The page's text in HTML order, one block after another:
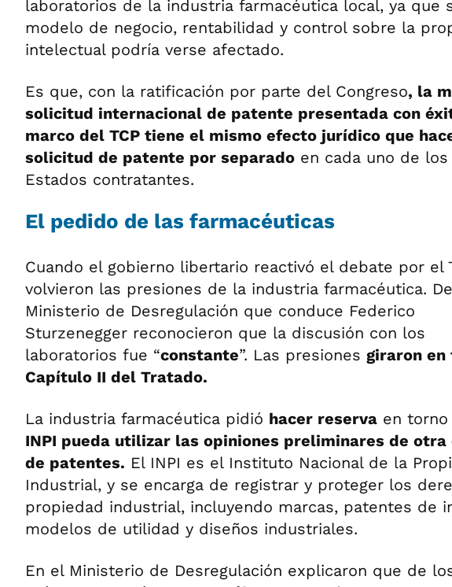
laboratorios de la industria farmacéutica local, ya que
modelo de negocio, rentabilidad y control sobre la
intelectual podría verse afectado.
Es que, con la ratificación por parte del Congreso, la
solicitud internacional de patente presentada con
marco del TCP tiene el mismo efecto jurídico que
solicitud de patente por separado en cada uno de los
Estados contratantes.
El pedido de las farmacéuticas
Cuando el gobierno libertario reactivó el debate por el
volvieron las presiones de la industria farmacéutica.
Ministerio de Desregulación que conduce Federico
Sturzenegger reconocieron que la discusión con los
laboratorios fue “constante”. Las presiones giraron
Capítulo II del Tratado.
La industria farmacéutica pidió hacer reserva en torno
INPI pueda utilizar las opiniones preliminares de otra
de patentes. El INPI es el Instituto Nacional de la
Industrial, y se encarga de registrar y proteger los
propiedad industrial, incluyendo marcas, patentes de
modelos de utilidad y diseños industriales.
En el Ministerio de Desregulación explicaron que de